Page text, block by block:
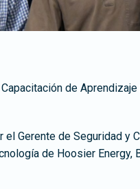
de
Gerente de Seguridad y
de Hoosier